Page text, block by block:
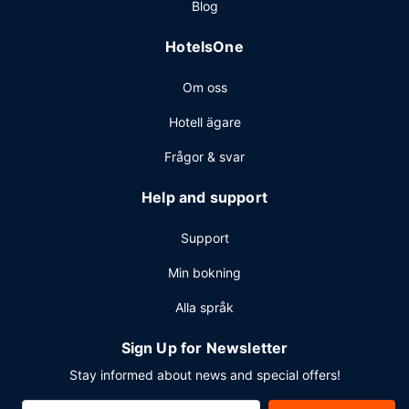
kvadratmeter, däribland konferensrum och 2 mötesrum.
Blog
HotelsOne
Om oss
Hotell ägare
Frågor & svar
Help and support
Support
Min bokning
Alla språk
Sign Up for Newsletter
Stay informed about news and special offers!